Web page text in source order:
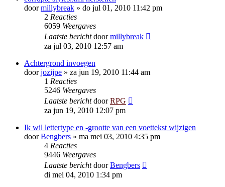
doormillybreak » do jul 01, 2010 11:42 pm
2 Reacties
6059 Weergaves
Laatste berichtdoormillybreak
za jul 03, 2010 12:57 am
Achtergrond invoegen
doorjozijpe » za jun 19, 2010 11:44 am
1 Reacties
5246 Weergaves
Laatste berichtdoorRPG
za jun 19, 2010 12:07 pm
Ik wil lettertype en -grootte van een voettekst wijzigen
doorBengbers » ma mei 03, 2010 4:35 pm
4 Reacties
9446 Weergaves
Laatste berichtdoorBengbers
di mei 04, 2010 1:34 pm